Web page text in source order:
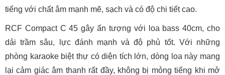
tiếng với chất âm mạnh mẽ, sạch và có độ chi tiết cao.
RCF Compact C 45 gây ấn tượng với loa bass 40cm, cho
dải trầm sâu, lực đánh mạnh và độ phủ tốt. Với những
phòng karaoke biệt thự có diện tích lớn, dòng loa này mang
lại cảm giác âm thanh rất đầy, không bị mỏng tiếng khi mở